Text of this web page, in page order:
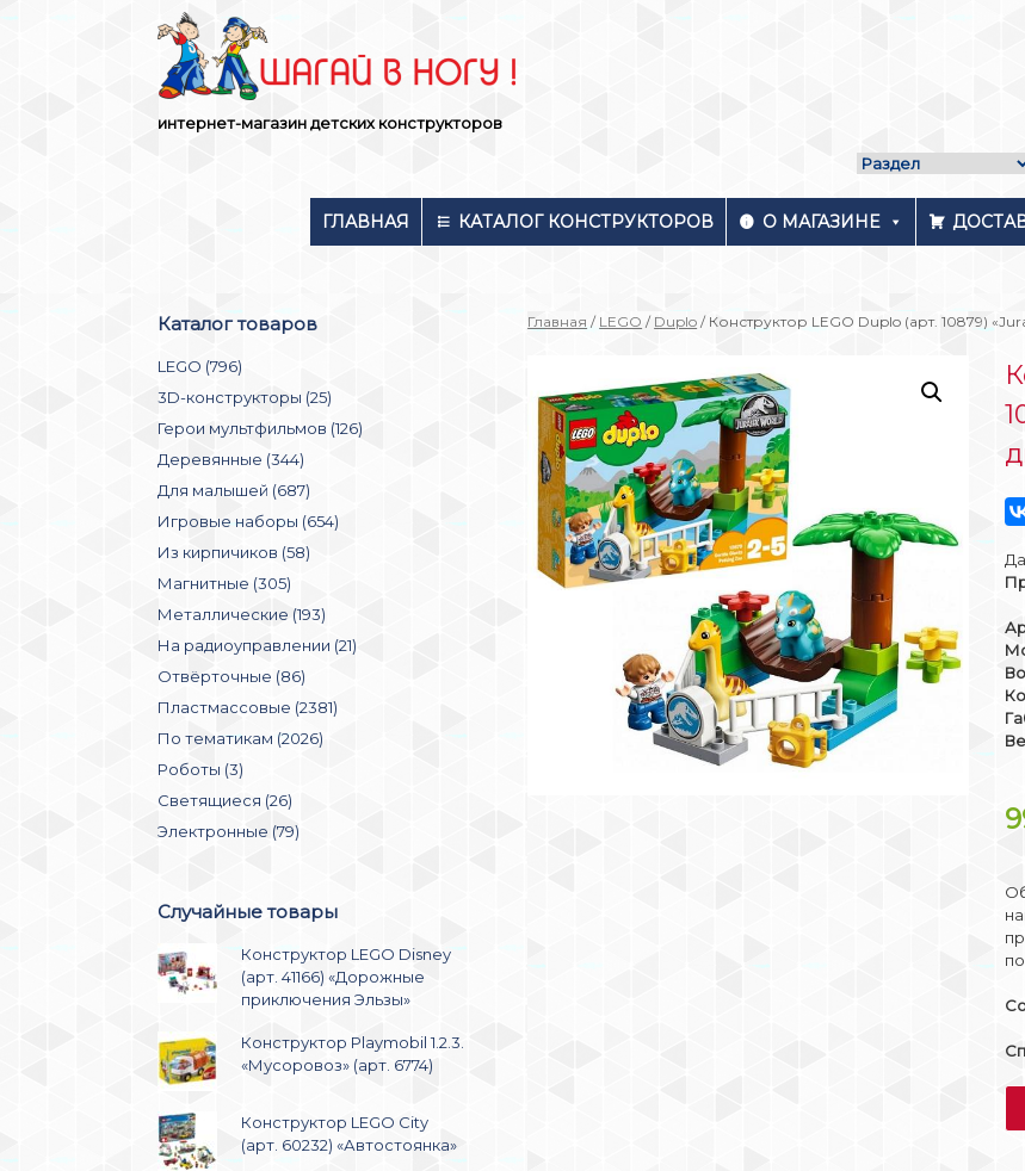
интернет-магазин детских конструкторов
ГЛАВНАЯ КАТАЛОГ КОНСТРУКТОРОВ О МАГАЗИНЕ
Главная / LEGO / Duplo / Конструктор LEGO Duplo (арт. 10879)
Каталог товаров
LEGO (796)
3D-конструкторы (25)
Герои мультфильмов (126)
Деревянные (344)
Для малышей (687)
Игровые наборы (654)
Из кирпичиков (58)
Магнитные (305)
Металлические (193)
На радиоуправлении (21)
Отвёрточные (86)
Пластмассовые (2381)
По тематикам (2026)
Роботы (3)
Светящиеся (26)
Электронные (79)
Случайные товары
Конструктор LEGO Disney
(арт. 41166) «Дорожные
приключения Эльзы»
Конструктор Playmobil 1.2.3.
«Мусоровоз» (арт. 6774)
Конструктор LEGO City
(арт. 60232) «Автостоянка»